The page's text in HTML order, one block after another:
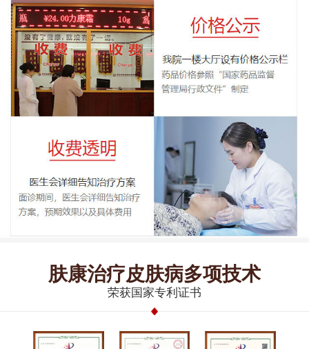
肤康治疗皮肤病多项技术
荣获国家专利证书